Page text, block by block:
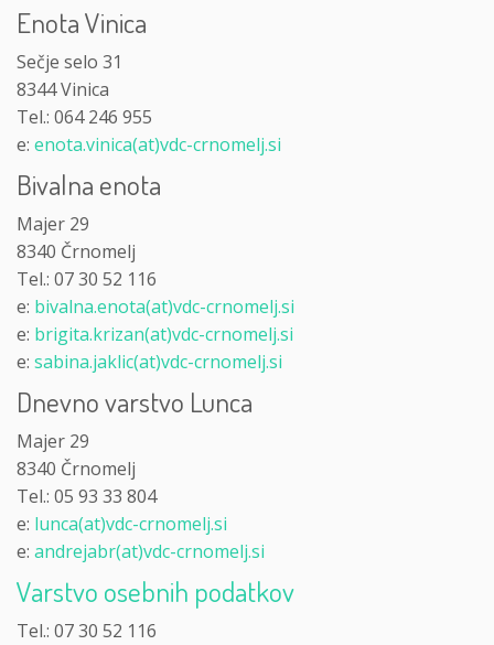
Enota Vinica
Sečje selo 31
8344 Vinica
Tel.: 064 246 955
e: enota.vinica(at)vdc-crnomelj.si
Bivalna enota
Majer 29
8340 Črnomelj
Tel.: 07 30 52 116
e: bivalna.enota(at)vdc-crnomelj.si
e: brigita.krizan(at)vdc-crnomelj.si
e: sabina.jaklic(at)vdc-crnomelj.si
Dnevno varstvo Lunca
Majer 29
8340 Črnomelj
Tel.: 05 93 33 804
e: lunca(at)vdc-crnomelj.si
e: andrejabr(at)vdc-crnomelj.si
Varstvo osebnih podatkov
Tel.: 07 30 52 116